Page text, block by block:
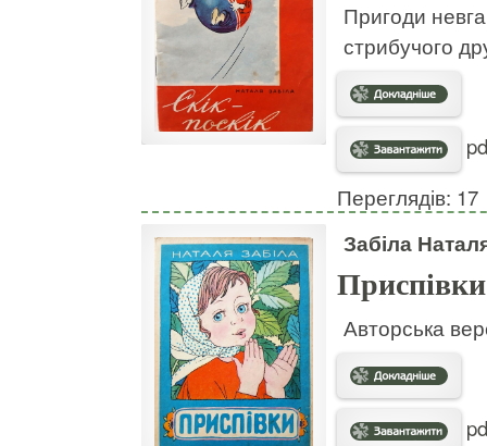
Пригоди
стрибучого
Переглядів: 17
Забіла
Приспівки
Авторська